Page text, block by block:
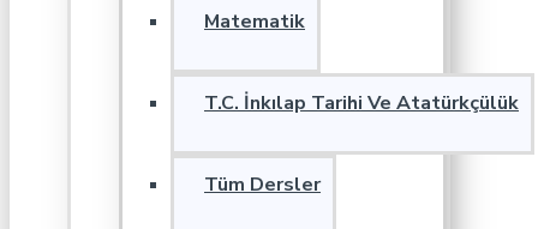
Matematik
T.C. İnkılap Tarihi Ve Atatürkçülük
Tüm Dersler